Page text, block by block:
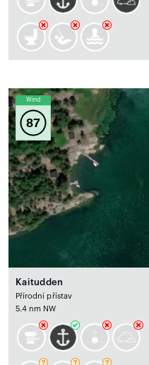
Wind
87
Kaitudden
Přírodní přístav
5.4 nm NW